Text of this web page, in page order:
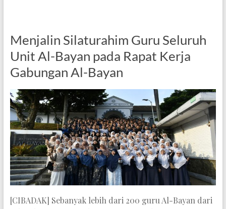
Menjalin Silaturahim Guru Seluruh
Unit Al-Bayan pada Rapat Kerja
Gabungan Al-Bayan
[CIBADAK] Sebanyak lebih dari 200 guru Al-Bayan dari